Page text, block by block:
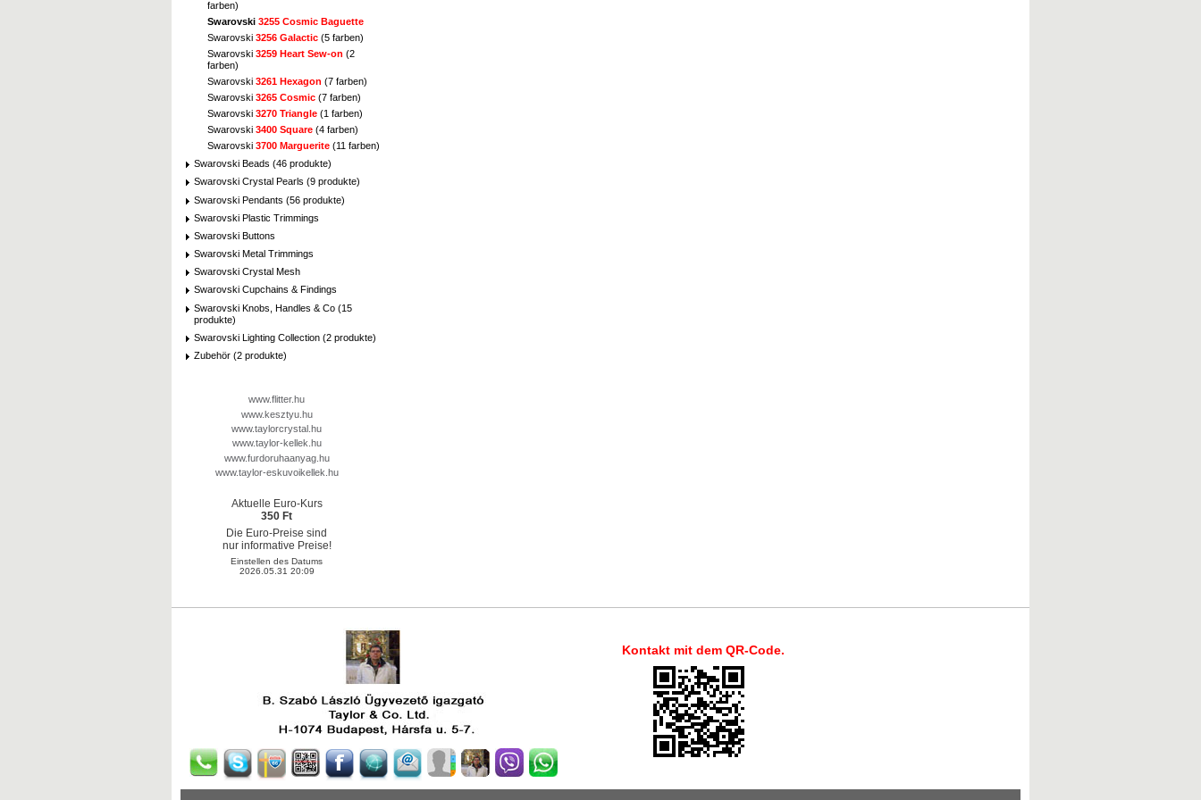
farben)
Swarovski 3255 Cosmic Baguette
Swarovski 3256 Galactic (5 farben)
Swarovski 3259 Heart Sew-on (2
farben)
Swarovski 3261 Hexagon (7 farben)
Swarovski 3265 Cosmic (7 farben)
Swarovski 3270 Triangle (1 farben)
Swarovski 3400 Square (4 farben)
Swarovski 3700 Marguerite (11 farben)
Swarovski Beads (46 produkte)
Swarovski Crystal Pearls (9 produkte)
Swarovski Pendants (56 produkte)
Swarovski Plastic Trimmings
Swarovski Buttons
Swarovski Metal Trimmings
Swarovski Crystal Mesh
Swarovski Cupchains & Findings
Swarovski Knobs, Handles & Co (15
produkte)
Swarovski Lighting Collection (2 produkte)
Zubehör (2 produkte)
www.flitter.hu
www.kesztyu.hu
www.taylorcrystal.hu
www.taylor-kellek.hu
www.furdoruhaanyag.hu
www.taylor-eskuvoikellek.hu
Aktuelle Euro-Kurs
350 Ft
Die Euro-Preise sind
nur informative Preise!
Einstellen des Datums
2026.05.31 20:09
Kontakt mit dem QR-Code.